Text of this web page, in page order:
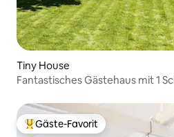
Tiny House
Fantastisches Gästehaus mit 1
Beliebter Gäste-Favorit.
Gäste-Favorit